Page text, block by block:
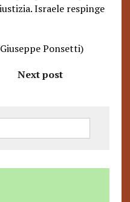
Israele respinge
Ponsetti)
Next post